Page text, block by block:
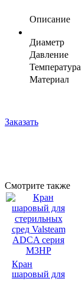
Описание
Диаметр
Давление
Температура
Материал
Заказать
Смотрите также
Кран
шаровый для